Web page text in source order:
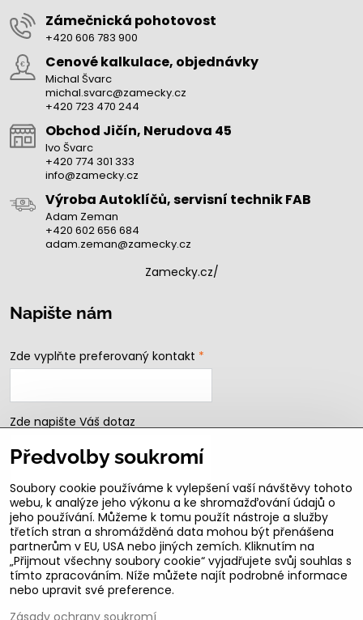
Zámečnická pohotovost
+420 606 783 900
Cenové kalkulace, objednávky
Michal Švarc
michal.svarc@zamecky.cz
+420 723 470 244
Obchod Jičín, Nerudova 45
Ivo Švarc
+420 774 301 333
info@zamecky.cz
Výroba Autoklíčů, servisní technik FAB
Adam Zeman
+420 602 656 684
adam.zeman@zamecky.cz
Zamecky.cz/
Napište nám
Zde vyplňte preferovaný kontakt *
Zde napište Váš dotaz
Odeslat
B2b podmínky pro registrované partnery
Předvolby soukromí
Soubory cookie používáme k vylepšení vaší návštěvy tohoto
webu, k analýze jeho výkonu a ke shromažďování údajů o
jeho používání. Můžeme k tomu použít nástroje a služby
třetích stran a shromážděná data mohou být přenášena
partnerům v EU, USA nebo jiných zemích. Kliknutím na
„Přijmout všechny soubory cookie“ vyjadřujete svůj souhlas s
tímto zpracováním. Níže můžete najít podrobné informace
nebo upravit své preference.
Zásady ochrany soukromí